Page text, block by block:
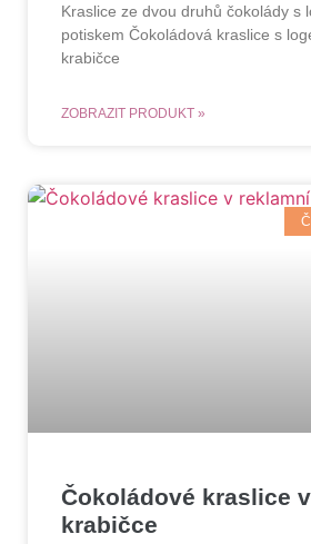
Kraslice ze dvou druhů čokolády s
potiskem Čokoládová kraslice s
krabičce
ZOBRAZIT PRODUKT »
Čokoládové kraslice
krabičce